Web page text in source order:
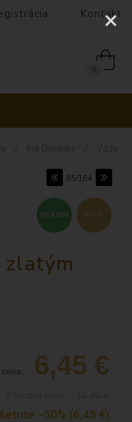
Kontakt
65/164
AKCIA
SKLADOM
zlatým
6,45 €
-50% (6,45 €)